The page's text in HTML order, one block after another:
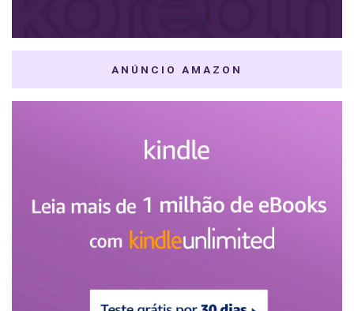
ANÚNCIO AMAZON